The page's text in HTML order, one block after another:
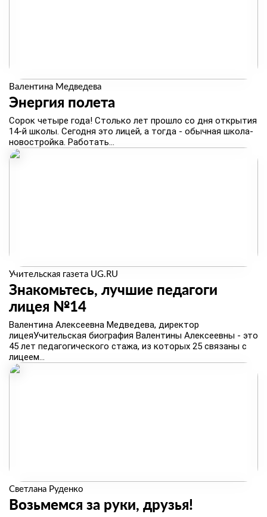
Валентина Медведева
Энергия полета
​Сорок четыре года! Столько лет прошло со дня открытия
14‑й школы. Сегодня это лицей, а тогда - обычная школа-
новостройка. Работать...
Учительская газета UG.RU
Знакомьтесь, лучшие педагоги
лицея №14
​Валентина Алексеевна Медведева, директор
лицеяУчительская биография Валентины Алексеевны - это
45 лет педагогического стажа, из которых 25 связаны с
лицеем...
Светлана Руденко
Возьмемся за руки, друзья!